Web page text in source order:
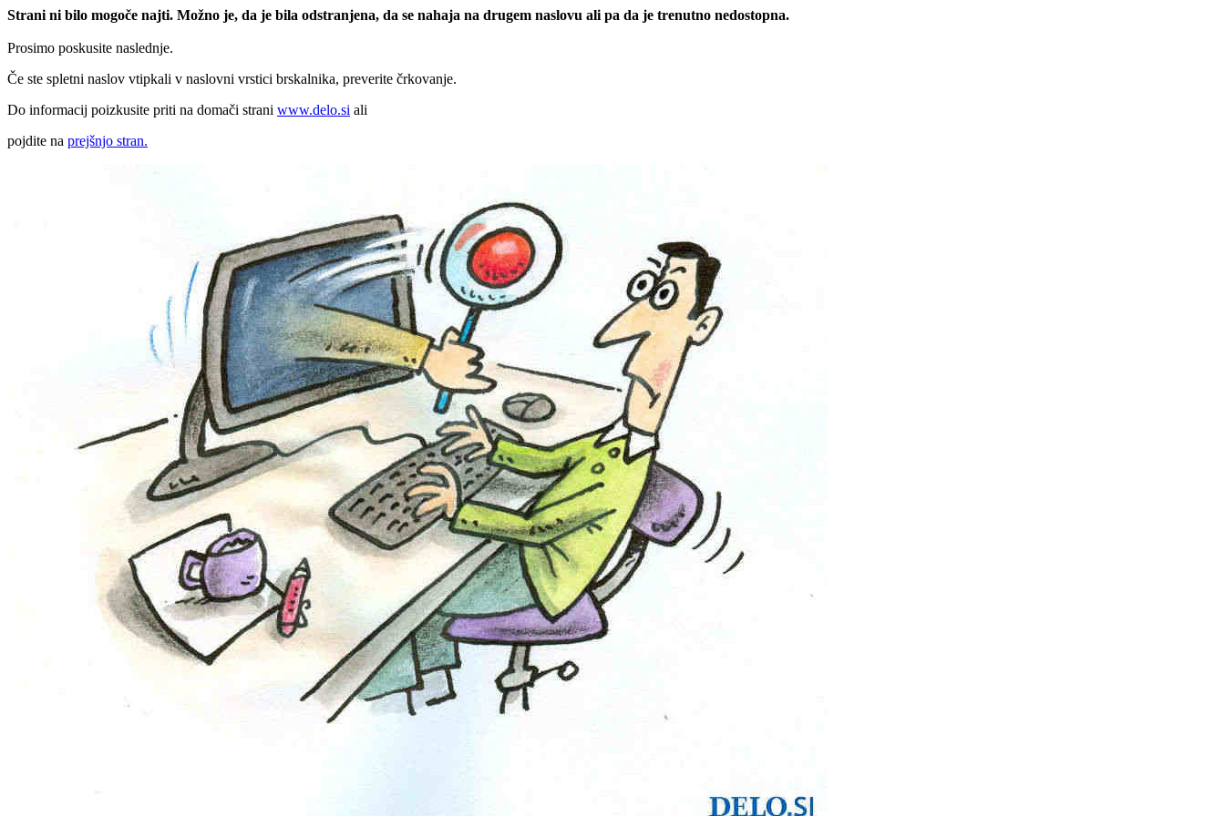
Strani ni bilo mogoče najti. Možno je, da je bila odstranjena, da se nahaja na drugem naslovu ali pa da je trenutno nedostopna.
Prosimo poskusite naslednje.
Če ste spletni naslov vtipkali v naslovni vrstici brskalnika, preverite črkovanje.
Do informacij poizkusite priti na domači strani www.delo.si ali
pojdite na prejšnjo stran.